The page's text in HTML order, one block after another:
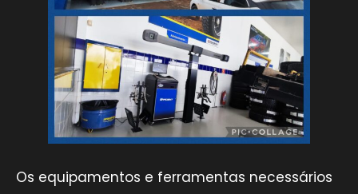
Os equipamentos e ferramentas necessários